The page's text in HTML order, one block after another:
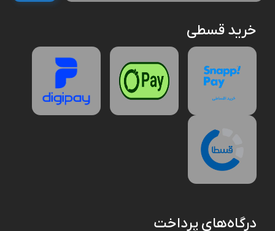
آنلاین می شود. گیمرها نیز با تجهیزات مخصوص بازی مانند کیبورد مکانیکال،
ماوس گیمینگ و خنک کننده کامپیوتر تجربه بهتری خواهند داشت.
مزایا و معایب
افزایش بهره وری با استفاده از تجهیزات جانبی مناسب مانند کیبورد و ماوس
ارگونومیک.
امکان گسترش قابلیت ها با اضافه کردن تجهیزات ذخیره سازی اطلاعات بیشتر.
اتصال آسان دستگاه های متعدد با USB هاب و کارت خوان.
فضاهای محدود.
حفاظت بهتر از داده ها با تجهیزات شبکه و ارتباطات امن.
هزینه بالای قطعات کامپیوتر و تجهیزات جانبی با کیفیت اصلی.
خرید قسطی